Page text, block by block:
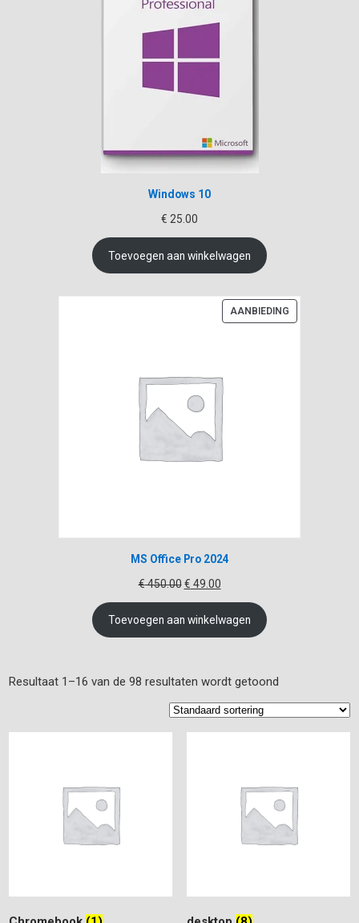
Windows 10
€ 25.00
Toevoegen aan winkelwagen
AANBIEDINGPRODUCT
MS Office Pro 2024
€450.00 Oorspronkelijke
prijs
was:
€ 450.00.
€ 49.00Huidige
prijs
is:
€ 49.00.
Toevoegen aan winkelwagen
Resultaat 1–16 van de 98 resultaten wordt getoond